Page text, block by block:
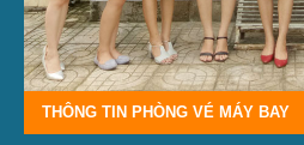
THÔNG TIN PHÒNG VÉ MÁY BAY